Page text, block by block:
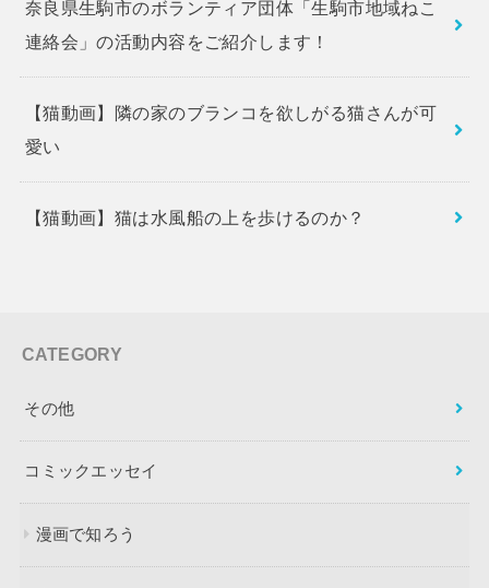
奈良県生駒市のボランティア団体「生駒市地域ねこ
連絡会」の活動内容をご紹介します！
【猫動画】隣の家のブランコを欲しがる猫さんが可
愛い
【猫動画】猫は水風船の上を歩けるのか？
CATEGORY
その他
コミックエッセイ
漫画で知ろう